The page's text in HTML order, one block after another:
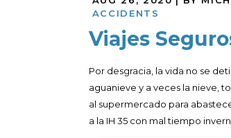
ACCIDENTS
Viajes
Por desgracia, la vida no se
aguanieve y a veces la nieve,
al supermercado para
a la IH 35 con mal tiempo